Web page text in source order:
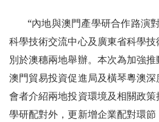
“內地與澳門產學研合作路演
科學技術交流中心及廣東省科學
別於澳穗兩地舉辦。本次為加強
澳門貿易投資促進局及橫琴粵澳
會者介紹兩地投資環境及相關政
學研配對外，更新增企業配對環